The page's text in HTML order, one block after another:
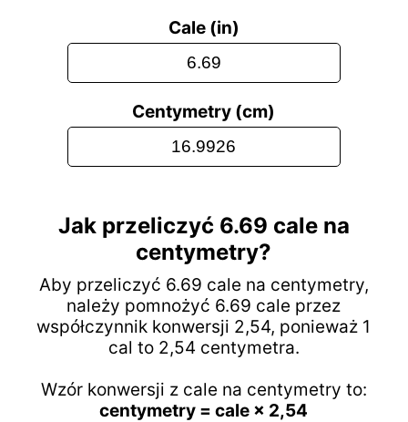
Cale (in)
Centymetry (cm)
Jak przeliczyć 6.69 cale na
centymetry?
Aby przeliczyć 6.69 cale na centymetry,
należy pomnożyć 6.69 cale przez
współczynnik konwersji 2,54, ponieważ 1
cal to 2,54 centymetra.
Wzór konwersji z cale na centymetry to:
centymetry = cale × 2,54